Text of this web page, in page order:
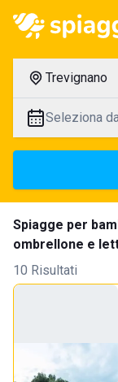
Trevignano
Seleziona
Spiagge per
ombrellone e
10 Risultati